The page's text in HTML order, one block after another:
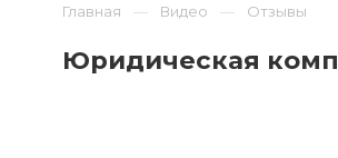
Главная Видео Отзывы
Юридическая